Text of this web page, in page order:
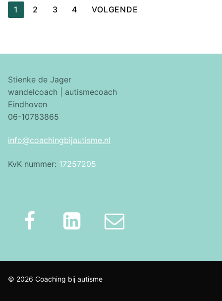
Berichten
paginering
1 2 3 4 VOLGENDE
Stienke de Jager
wandelcoach | autismecoach
Eindhoven
06-10783865
info@coachingbijautisme.nl
KvK nummer: 17257205
© 2026 Coaching bij autisme